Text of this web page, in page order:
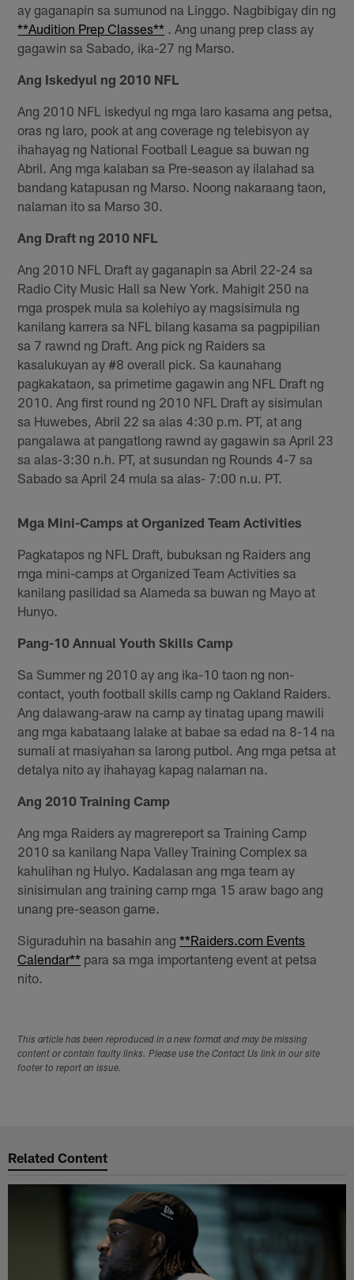
ay gaganapin sa sumunod na Linggo. Nagbibigay din ng
**Audition Prep Classes** . Ang unang prep class ay
gagawin sa Sabado, ika-27 ng Marso.
Ang Iskedyul ng 2010 NFL
Ang 2010 NFL iskedyul ng mga laro kasama ang petsa,
oras ng laro, pook at ang coverage ng telebisyon ay
ihahayag ng National Football League sa buwan ng
Abril. Ang mga kalaban sa Pre-season ay ilalahad sa
bandang katapusan ng Marso. Noong nakaraang taon,
nalaman ito sa Marso 30.
Ang Draft ng 2010 NFL
Ang 2010 NFL Draft ay gaganapin sa Abril 22-24 sa
Radio City Music Hall sa New York. Mahigit 250 na
mga prospek mula sa kolehiyo ay magsisimula ng
kanilang karrera sa NFL bilang kasama sa pagpipilian
sa 7 rawnd ng Draft. Ang pick ng Raiders sa
kasalukuyan ay #8 overall pick. Sa kaunahang
pagkakataon, sa primetime gagawin ang NFL Draft ng
2010. Ang first round ng 2010 NFL Draft ay sisimulan
sa Huwebes, Abril 22 sa alas 4:30 p.m. PT, at ang
pangalawa at pangatlong rawnd ay gagawin sa April 23
sa alas-3:30 n.h. PT, at susundan ng Rounds 4-7 sa
Sabado sa April 24 mula sa alas- 7:00 n.u. PT.
Mga Mini-Camps at Organized Team Activities
Pagkatapos ng NFL Draft, bubuksan ng Raiders ang
mga mini-camps at Organized Team Activities sa
kanilang pasilidad sa Alameda sa buwan ng Mayo at
Hunyo.
Pang-10 Annual Youth Skills Camp
Sa Summer ng 2010 ay ang ika-10 taon ng non-
contact, youth football skills camp ng Oakland Raiders.
Ang dalawang-araw na camp ay tinatag upang mawili
ang mga kabataang lalake at babae sa edad na 8-14 na
sumali at masiyahan sa larong putbol. Ang mga petsa at
detalya nito ay ihahayag kapag nalaman na.
Ang 2010 Training Camp
Ang mga Raiders ay magrereport sa Training Camp
2010 sa kanilang Napa Valley Training Complex sa
kahulihan ng Hulyo. Kadalasan ang mga team ay
sinisimulan ang training camp mga 15 araw bago ang
unang pre-season game.
Siguraduhin na basahin ang**Raiders.com Events
Calendar** para sa mga importanteng event at petsa
nito.
This article has been reproduced in a new format and may be missing
content or contain faulty links. Please use the Contact Us link in our site
footer to report an issue.
Related Content